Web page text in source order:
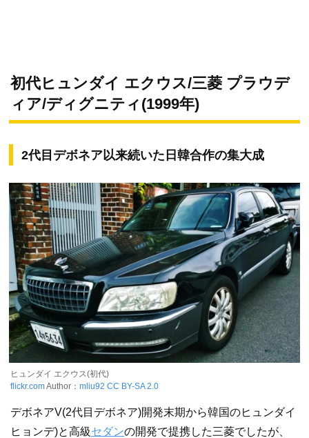
初代ヒュンダイ エクウス/三菱 プラウデ
ィア/ディグニティ(1999年)
2代目デボネア以来続いた日韓合作の集大成
ヒュンダイ エクウス(初代)
flickr.comAuthor： mliu92 CC BY-SA 2.0
デボネアV(2代目デボネア)開発末期から韓国のヒュンダイ
ヒョンデ)と高級セダンの開発で提携した三菱でしたが、